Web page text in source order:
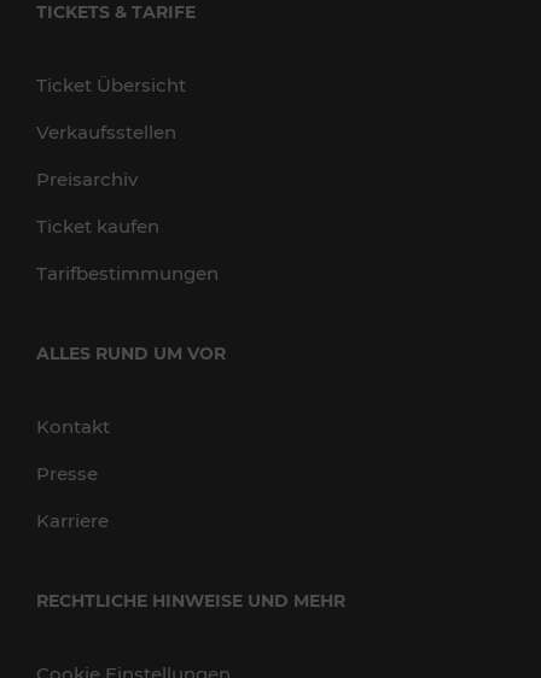
TICKETS & TARIFE
Ticket Übersicht
Verkaufsstellen
Preisarchiv
Ticket kaufen
Tarifbestimmungen
ALLES RUND UM VOR
Kontakt
Presse
Karriere
RECHTLICHE HINWEISE UND MEHR